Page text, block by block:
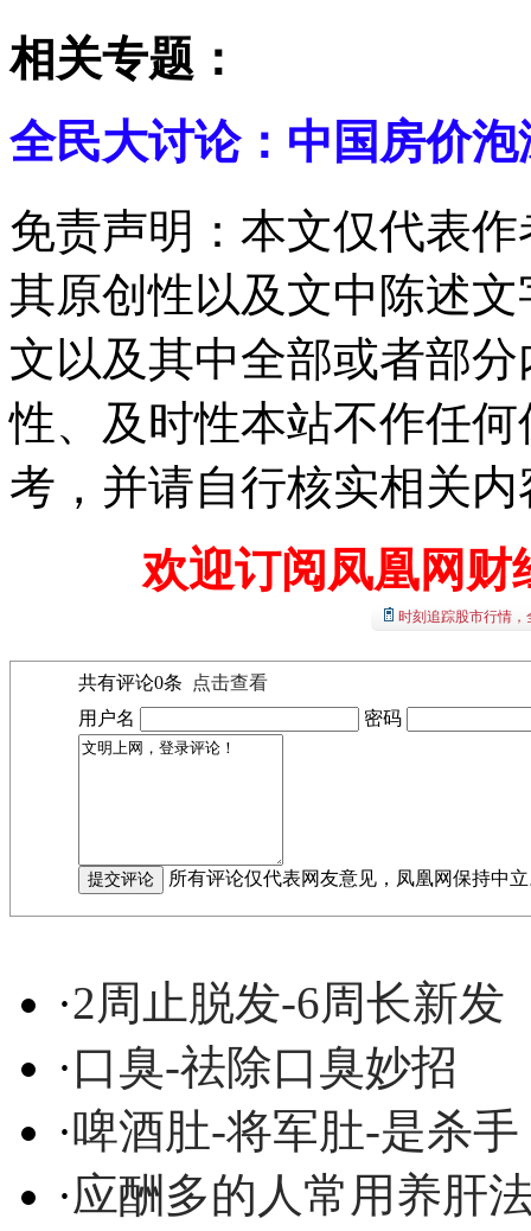
相关专题：
全民大讨论：中国房价
免责声明：本文仅代表
其原创性以及文中陈述
文以及其中全部或者部
性、及时性本站不作任
考，并请自行核实相关内
欢迎订阅凤凰网财
时刻追踪股市行情
共有评论0条
点击查看
用户名
密码
所有评论仅代表网友意见，凤凰网保持中
·2周止脱发-6周长新发
·口臭-祛除口臭妙招
·啤酒肚-将军肚-是杀手
·应酬多的人常用养肝